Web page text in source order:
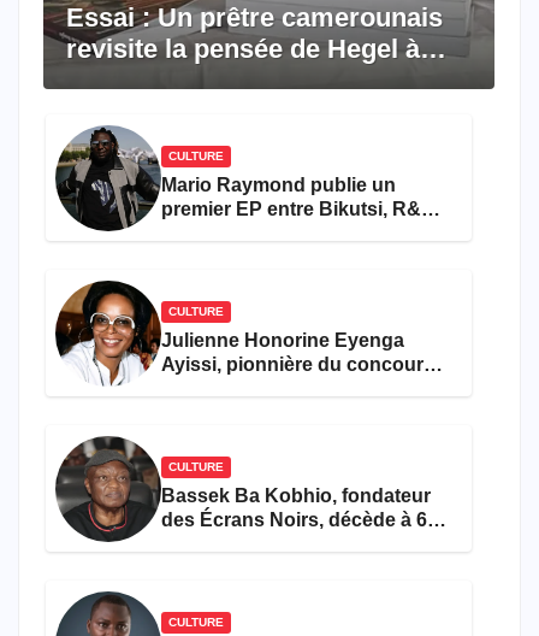
Essai : Un prêtre camerounais
revisite la pensée de Hegel à
CULTURE
Mario Raymond publie un
premier EP entre Bikutsi, R&B
CULTURE
Julienne Honorine Eyenga
Ayissi, pionnière du concours
CULTURE
Bassek Ba Kobhio, fondateur
des Écrans Noirs, décède à 69
CULTURE